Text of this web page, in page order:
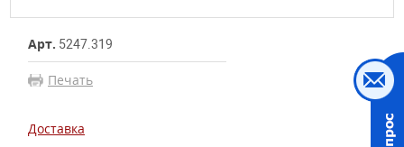
Арт. 5247.319
Печать
Доставка